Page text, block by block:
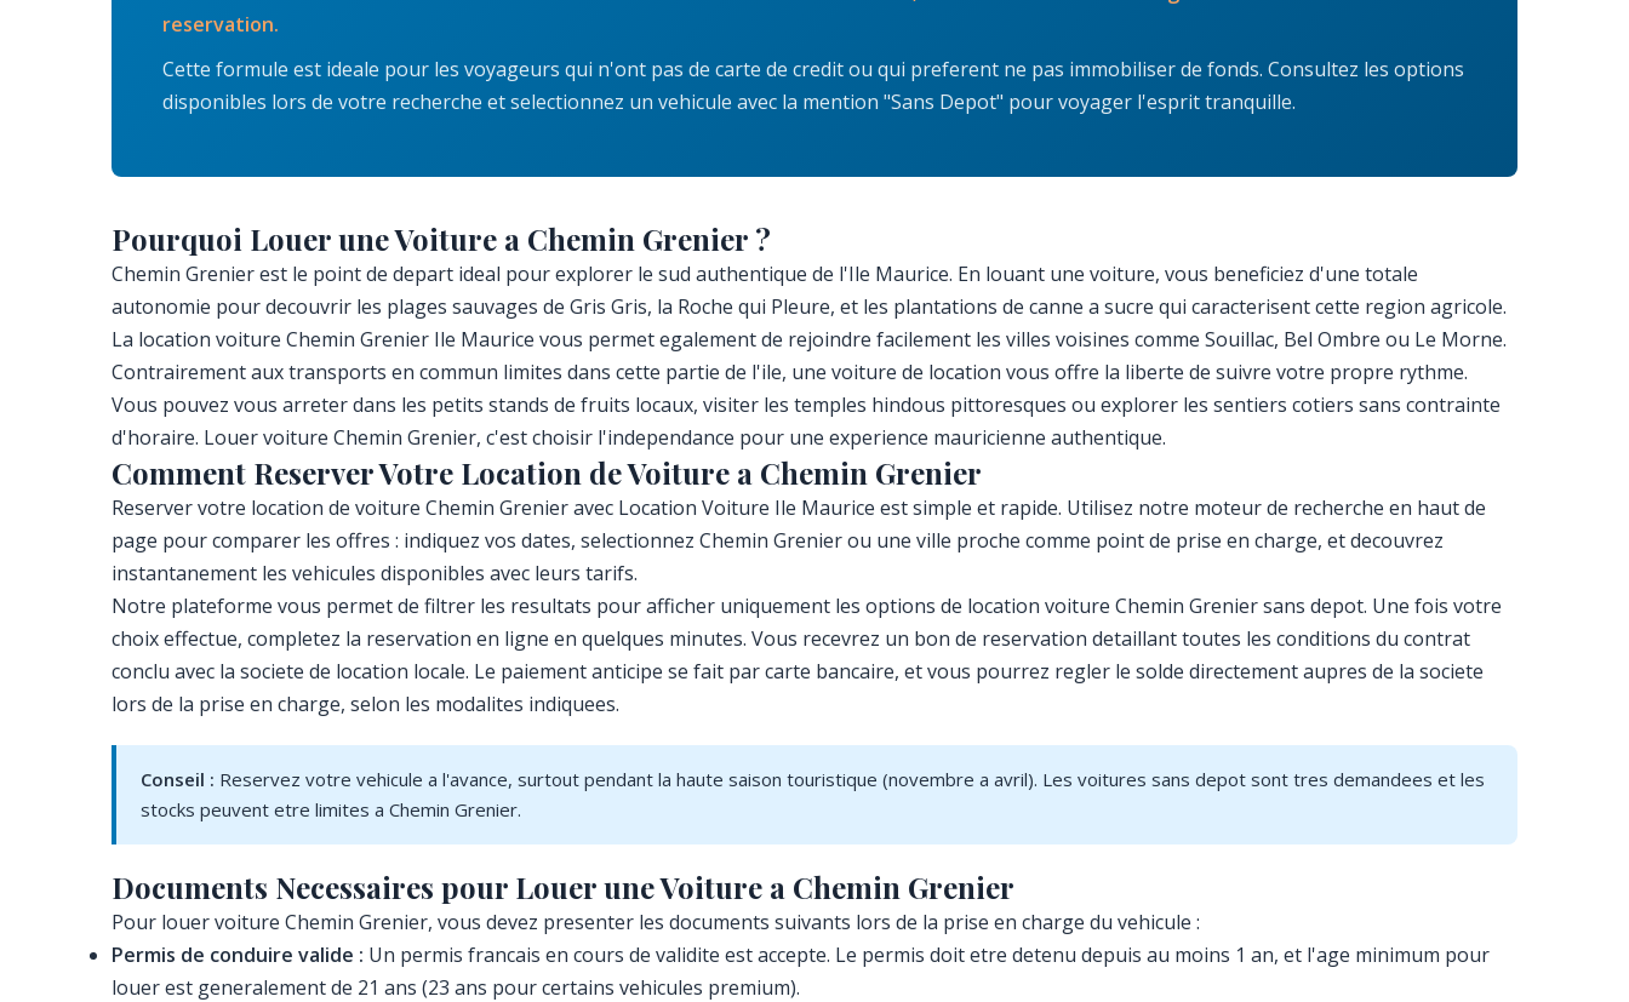
reservation.
Cette formule est ideale pour les voyageurs qui n'ont pas de carte de credit ou qui preferent ne pas immobiliser de fonds. Consultez les options
disponibles lors de votre recherche et selectionnez un vehicule avec la mention "Sans Depot" pour voyager l'esprit tranquille.
Pourquoi Louer une Voiture a Chemin Grenier ?
Chemin Grenier est le point de depart ideal pour explorer le sud authentique de l'Ile Maurice. En louant une voiture, vous beneficiez d'une totale
autonomie pour decouvrir les plages sauvages de Gris Gris, la Roche qui Pleure, et les plantations de canne a sucre qui caracterisent cette region agricole.
La location voiture Chemin Grenier Ile Maurice vous permet egalement de rejoindre facilement les villes voisines comme Souillac, Bel Ombre ou Le Morne.
Contrairement aux transports en commun limites dans cette partie de l'ile, une voiture de location vous offre la liberte de suivre votre propre rythme.
Vous pouvez vous arreter dans les petits stands de fruits locaux, visiter les temples hindous pittoresques ou explorer les sentiers cotiers sans contrainte
d'horaire. Louer voiture Chemin Grenier, c'est choisir l'independance pour une experience mauricienne authentique.
Comment Reserver Votre Location de Voiture a Chemin Grenier
Reserver votre location de voiture Chemin Grenier avec Location Voiture Ile Maurice est simple et rapide. Utilisez notre moteur de recherche en haut de
page pour comparer les offres : indiquez vos dates, selectionnez Chemin Grenier ou une ville proche comme point de prise en charge, et decouvrez
instantanement les vehicules disponibles avec leurs tarifs.
Notre plateforme vous permet de filtrer les resultats pour afficher uniquement les options de location voiture Chemin Grenier sans depot. Une fois votre
choix effectue, completez la reservation en ligne en quelques minutes. Vous recevrez un bon de reservation detaillant toutes les conditions du contrat
conclu avec la societe de location locale. Le paiement anticipe se fait par carte bancaire, et vous pourrez regler le solde directement aupres de la societe
lors de la prise en charge, selon les modalites indiquees.
Conseil : Reservez votre vehicule a l'avance, surtout pendant la haute saison touristique (novembre a avril). Les voitures sans depot sont tres demandees et les
stocks peuvent etre limites a Chemin Grenier.
Documents Necessaires pour Louer une Voiture a Chemin Grenier
Pour louer voiture Chemin Grenier, vous devez presenter les documents suivants lors de la prise en charge du vehicule :
Permis de conduire valide : Un permis francais en cours de validite est accepte. Le permis doit etre detenu depuis au moins 1 an, et l'age minimum pour
louer est generalement de 21 ans (23 ans pour certains vehicules premium).